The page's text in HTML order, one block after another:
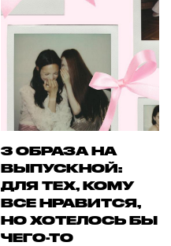
3 ОБРАЗА НА
ВЫПУСКНОЙ:
ДЛЯ ТЕХ, КОМУ
ВСЕ НРАВИТСЯ,
НО ХОТЕЛОСЬ БЫ
ЧЕГО-ТО